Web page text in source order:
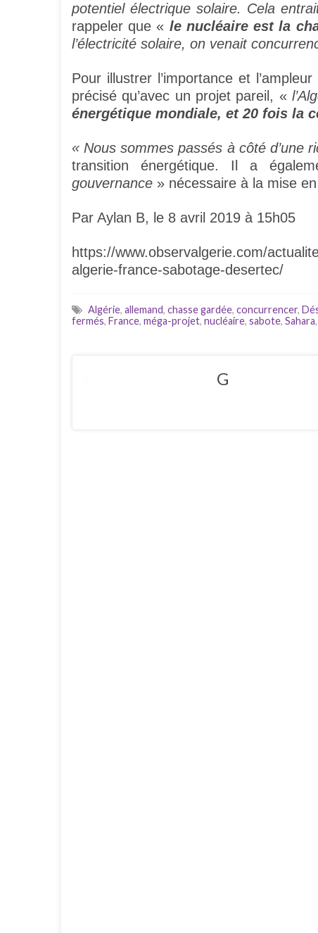
potentiel électrique solaire. Cela
rappeler que « le nucléaire est la
l’électricité solaire, on venait
Pour illustrer l’importance et
précisé qu’avec un projet pareil, «
énergétique mondiale, et 20 fois la
« Nous sommes passés à côté d’une
transition énergétique. Il a
gouvernance » nécessaire à la mise
Par Aylan B, le 8 avril 2019 à 15h05
https://www.observalgerie.com/
algerie-france-sabotage-desertec/
Algérie, allemand, chasse gardée, concurrencer,
fermés, France, méga-projet, nucléaire, sabote, Sahara,
G